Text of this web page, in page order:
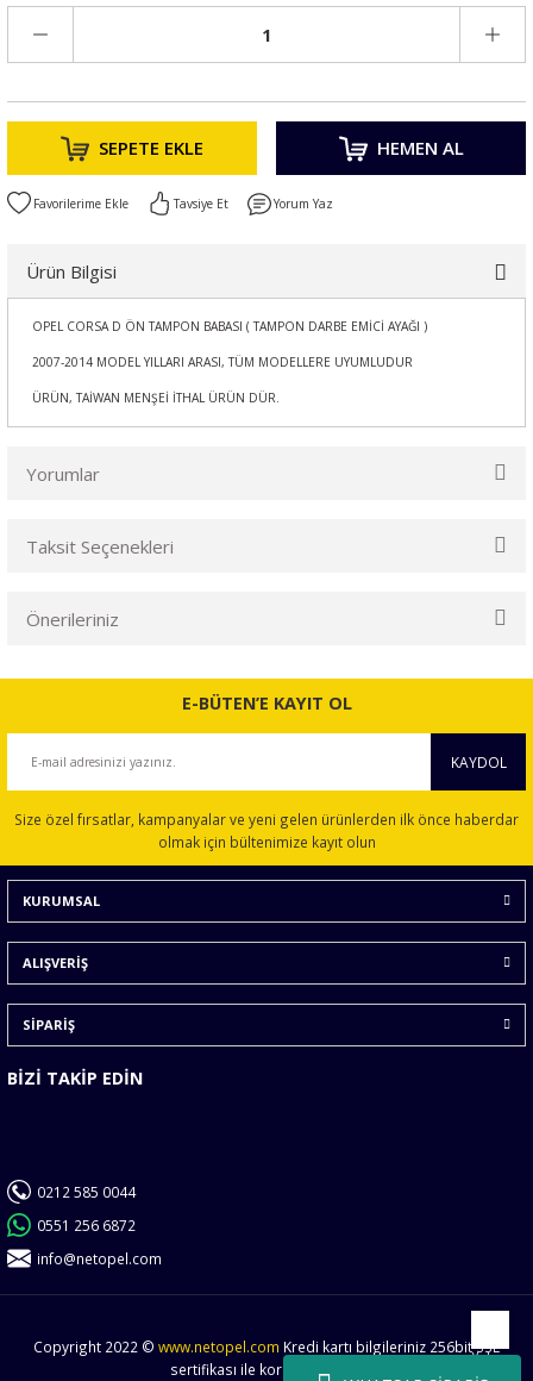
SEPETE EKLE HEMEN AL
Tavsiye Et Yorum Yaz
Ürün Bilgisi
OPEL CORSA D ÖN TAMPON BABASI ( TAMPON DARBE EMİCİ AYAĞI )
2007-2014 MODEL YILLARI ARASI, TÜM MODELLERE UYUMLUDUR
ÜRÜN, TAİWAN MENŞEİ İTHAL ÜRÜN DÜR.
Yorumlar
Taksit Seçenekleri
Önerileriniz
Bu ürünün fiyat bilgisi, resim, ürün açıklamalarında ve diğer
konularda yetersiz gördüğünüz noktaları öneri formunu
Ürün açıklamasında eksik bilgiler bulunuyor.
Ürün bilgilerinde hatalar bulunuyor.
Ürün fiyatı diğer sitelerden daha pahalı.
Bu ürüne benzer farklı alternatifler olmalı.
E-BÜTEN’E KAYIT OL
KAYDOL
Size özel fırsatlar, kampanyalar ve yeni gelen ürünlerden ilk önce haberdar
olmak için bültenimize kayıt olun
KURUMSAL
ALIŞVERİŞ
SİPARİŞ
BİZİ TAKİP EDİN
0212 585 0044
0551 256 6872
info@netopel.com
Copyright 2022 © www.netopel.com Kredi kartı bilgileriniz 256bit SSL
sertifikası ile korunmaktadır.
Yukarı